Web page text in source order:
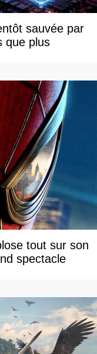
sauvée par
que plus
tout sur son
spectacle